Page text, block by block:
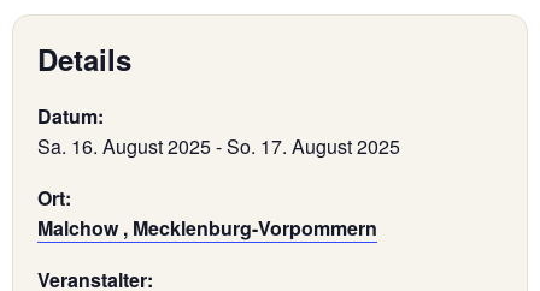
Details
Datum:
Sa. 16. August 2025-So. 17. August 2025
Ort:
Malchow , Mecklenburg-Vorpommern
Veranstalter: